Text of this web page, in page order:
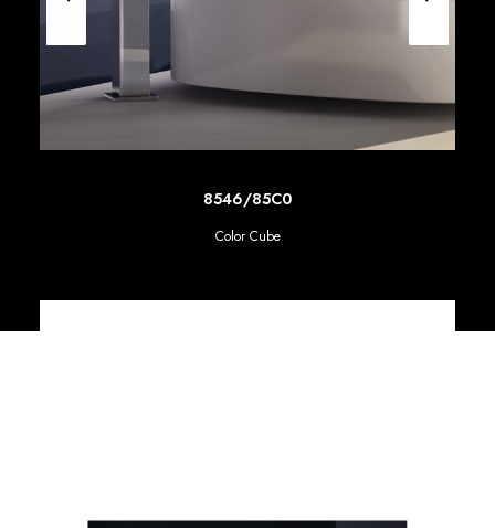
SCOPRI DI PIU'
8546/85C0
Color Cube